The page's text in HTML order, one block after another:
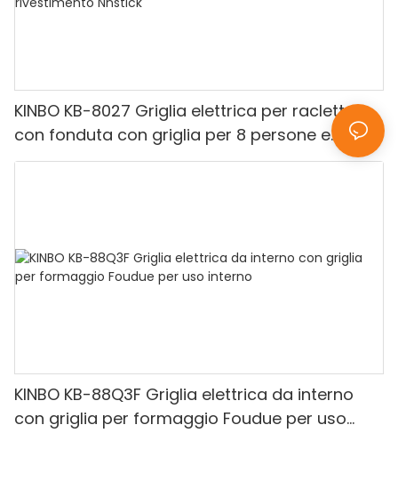
KINBO KB-8027 Griglia elettrica per raclette
con fonduta con griglia per 8 persone e
piastra per griglia con rivestimento Nnstick
KINBO KB-88Q3F Griglia elettrica da interno
con griglia per formaggio Foudue per uso